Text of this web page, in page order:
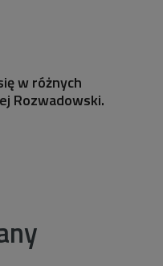
w różnych
Rozwadowski.